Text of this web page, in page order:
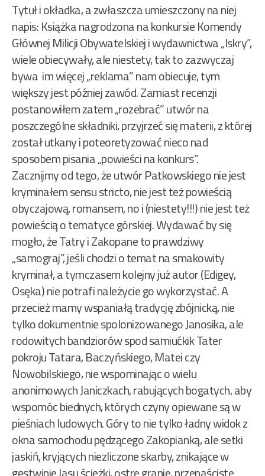
Tytuł i okładka, a zwłaszcza umieszczony na niej
napis: Książka nagrodzona na konkursie Komendy
Głównej Milicji Obywatelskiej i wydawnictwa „Iskry”,
wiele obiecywały, ale niestety, tak to zazwyczaj
bywa im więcej „reklama” nam obiecuje, tym
większy jest później zawód. Zamiast recenzji
postanowiłem zatem „rozebrać” utwór na
poszczególne składniki, przyjrzeć się materii, z której
został utkany i poteoretyzować nieco nad
sposobem pisania „powieści na konkurs”.
Zacznijmy od tego, że utwór Patkowskiego nie jest
kryminałem sensu stricto, nie jest też powieścią
obyczajową, romansem, no i (niestety!!!) nie jest też
powieścią o tematyce górskiej. Wydawać by się
mogło, że Tatry i Zakopane to prawdziwy
„samograj”, jeśli chodzi o temat na smakowity
kryminał, a tymczasem kolejny już autor (Edigey,
Osęka) nie potrafi należycie go wykorzystać. A
przecież mamy wspaniałą tradycję zbójnicką, nie
tylko dokumentnie spolonizowanego Janosika, ale
rodowitych bandziorów spod samiućkik Tater
pokroju Tatara, Baczyńskiego, Matei czy
Nowobilskiego, nie wspominając o wielu
anonimowych Janiczkach, rabujących bogatych, aby
wspomóc biednych, których czyny opiewane są w
pieśniach ludowych. Góry to nie tylko ładny widok z
okna samochodu pędzącego Zakopianką, ale setki
jaskiń, kryjących niezliczone skarby, znikające w